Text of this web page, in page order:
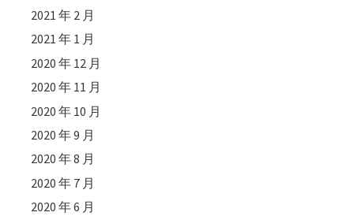
2021 年 2 月
2021 年 1 月
2020 年 12 月
2020 年 11 月
2020 年 10 月
2020 年 9 月
2020 年 8 月
2020 年 7 月
2020 年 6 月